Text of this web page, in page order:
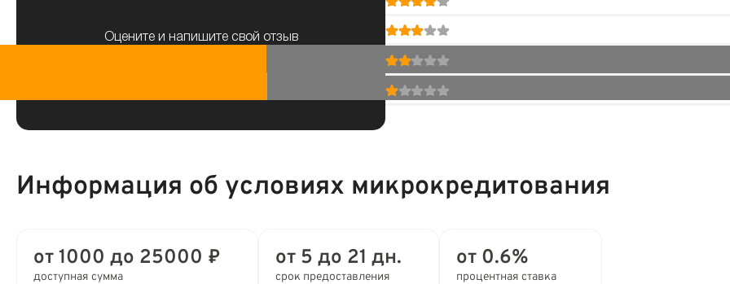
Оцените и напишите свой отзыв
Информация об условиях микрокредитования
от 1000 до 25000 ₽
доступная сумма
от 5 до 21 дн.
срок предоставления
от 0.6%
процентная ставка